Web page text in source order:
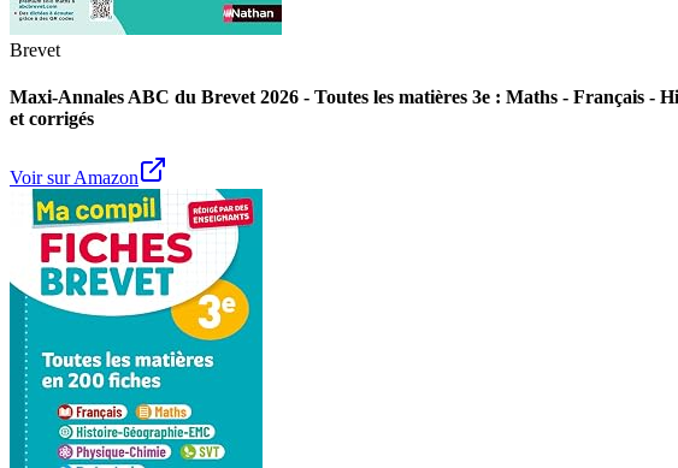
Brevet
Maxi-Annales ABC du Brevet 2026 - Toutes les matières 3e : Maths - Français
et corrigés
Voir sur Amazon